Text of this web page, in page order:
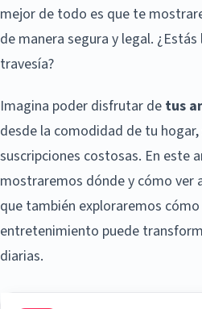
mejor de todo es que te
de manera segura y legal.
travesía?
Imagina poder disfrutar de tus
desde la comodidad de tu
suscripciones costosas. En este
mostraremos dónde y cómo ver
que también exploraremos
entretenimiento puede
diarias.